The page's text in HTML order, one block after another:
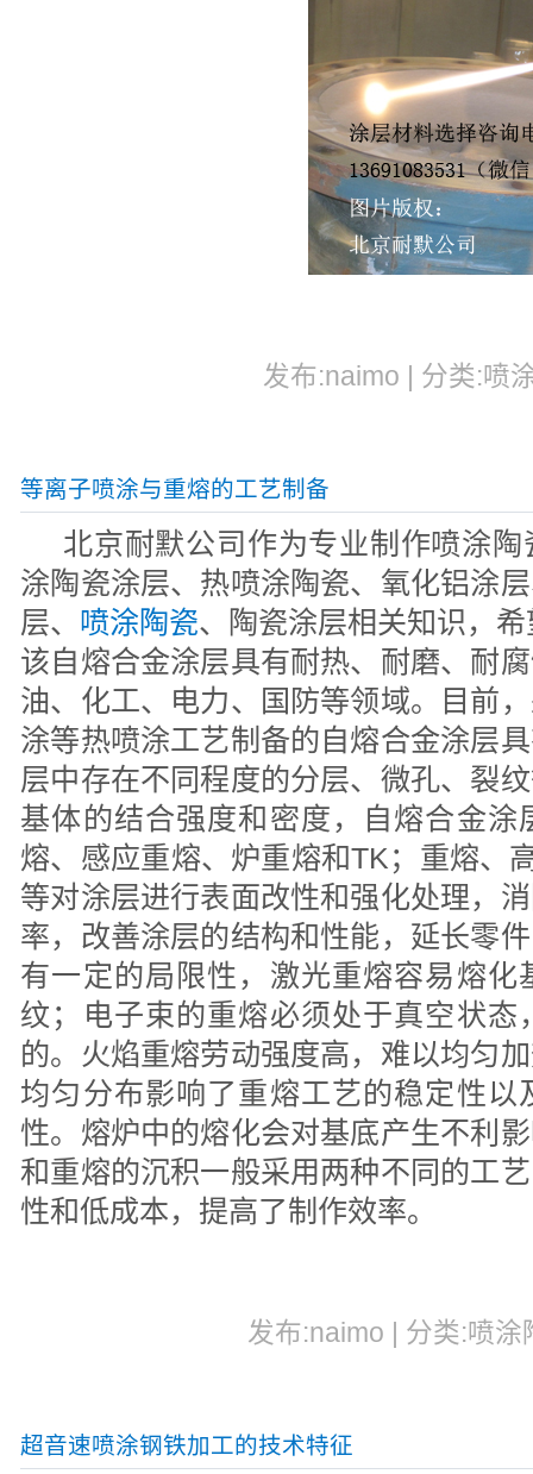
发布:naimo | 分类:喷
等离子喷涂与重熔的工艺制备
北京耐默公司作为专业制作喷涂
涂陶瓷涂层、热喷涂陶瓷、氧化铝涂
层、 喷涂陶瓷、陶瓷涂层相关知识，
该自熔合金涂层具有耐热、耐磨、耐
油、化工、电力、国防等领域。目前
涂等热喷涂工艺制备的自熔合金涂层
层中存在不同程度的分层、微孔、裂
基体的结合强度和密度，自熔合金涂
熔、感应重熔、炉重熔和TK；重熔、
等对涂层进行表面改性和强化处理，
率，改善涂层的结构和性能，延长零
有一定的局限性，激光重熔容易熔化
纹；电子束的重熔必须处于真空状态
的。火焰重熔劳动强度高，难以均匀
均匀分布影响了重熔工艺的稳定性以
性。熔炉中的熔化会对基底产生不利
和重熔的沉积一般采用两种不同的工
性和低成本，提高了制作效率。
发布:naimo | 分类:喷
超音速喷涂钢铁加工的技术特征